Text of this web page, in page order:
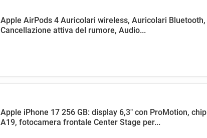
Apple AirPods 4 Auricolari wireless, Auricolari Bluetooth,
Cancellazione attiva del rumore, Audio...
Apple iPhone 17 256 GB: display 6,3" con ProMotion, chip
A19, fotocamera frontale Center Stage per...